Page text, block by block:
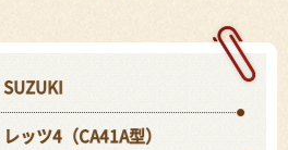
SUZUKI
レッツ4（CA41A型）